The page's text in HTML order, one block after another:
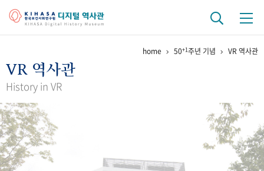
걸어온 길 기관 변천사
연구 역사
정책과 연구
간행물 변천사
home 50+1주년 기념 VR 역사관
VR 역사관
History in VR